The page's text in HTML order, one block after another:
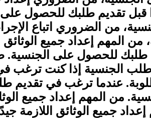
قبل تقديم طلبك للحصول
من الضروري اتباع
المهم إعداد جميع
طلبك للحصول على الجنسية.
الجنسية إذا كنت ترغب
عندما ترغب في
من المهم إعداد جميع
جميع الوثائق